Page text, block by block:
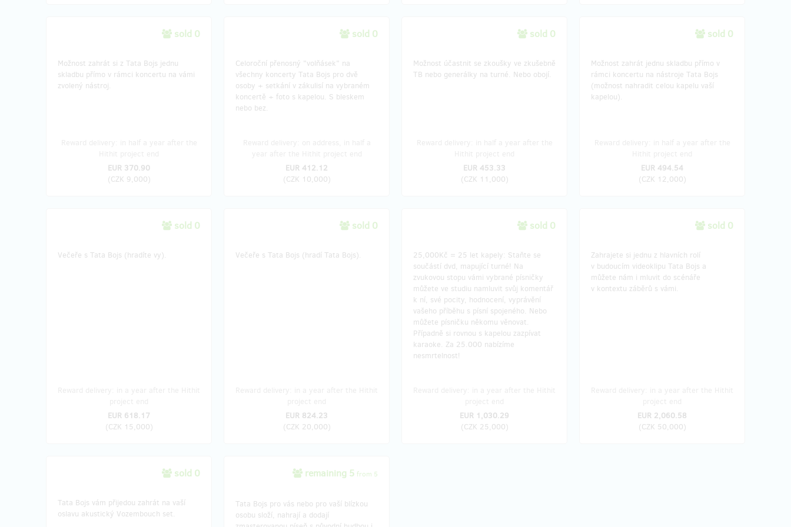
sold 0
Možnost zahrát si z Tata Bojs jednu
skladbu přímo v rámci koncertu na vámi
zvolený nástroj.
EUR 370.90
(CZK 9,000)
sold 0
Celoroční přenosný "volňásek" na
všechny koncerty Tata Bojs pro dvě
osoby + setkání v zákulisí na vybraném
koncertě + foto s kapelou. S bleskem
nebo bez.
EUR 412.12
(CZK 10,000)
sold 0
Možnost účastnit se zkoušky ve zkušebně
TB nebo generálky na turné. Nebo obojí.
EUR 453.33
(CZK 11,000)
sold 0
Možnost zahrát jednu skladbu přímo v
rámci koncertu na nástroje Tata Bojs
(možnost nahradit celou kapelu vaší
kapelou).
EUR 494.54
(CZK 12,000)
sold 0
Večeře s Tata Bojs (hradíte vy).
EUR 618.17
(CZK 15,000)
sold 0
Večeře s Tata Bojs (hradí Tata Bojs).
EUR 824.23
(CZK 20,000)
sold 0
25,000Kč = 25 let kapely: Staňte se
součástí dvd, mapující turné! Na
zvukovou stopu vámi vybrané písničky
můžete ve studiu namluvit svůj komentář
k ní, své pocity, hodnocení, vyprávění
vašeho příběhu s písní spojeného. Nebo
můžete písničku někomu věnovat.
Případně si rovnou s kapelou zazpívat
karaoke. Za 25.000 nabízíme
nesmrtelnost!
EUR 1,030.29
(CZK 25,000)
sold 0
Zahrajete si jednu z hlavních rolí
v budoucím videoklipu Tata Bojs a
můžete nám i mluvit do scénáře
v kontextu záběrů s vámi.
EUR 2,060.58
(CZK 50,000)
sold 0
Tata Bojs vám přijedou zahrát na vaší
oslavu akustický Vozembouch set.
remaining 5 from 5
Tata Bojs pro vás nebo pro vaší blízkou
osobu složí, nahrají a dodají